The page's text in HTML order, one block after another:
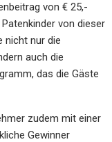
von € 25,-
von dieser
nicht nur die
auch die
das die Gäste
zudem mit einer
Gewinner